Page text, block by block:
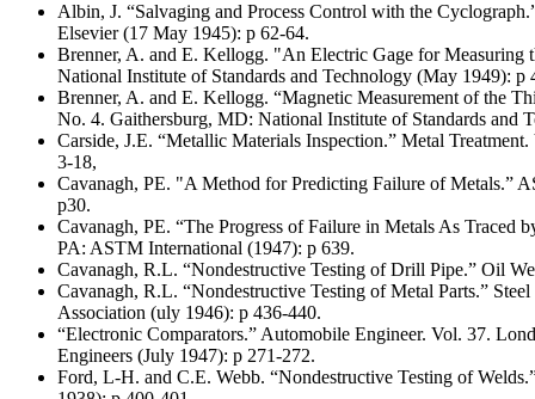
Albin, J. “Salvaging and Process Control with the
Elsevier (17 May 1945): p 62-64.
Brenner, A. and E. Kellogg. "An Electric Gage for Measuring
National Institute of Standards and Technology (May 1949): p
Brenner, A. and E. Kellogg. “Magnetic Measurement of the
No. 4. Gaithersburg, MD: National Institute of Standards and
Carside, J.E. “Metallic Materials Inspection.” Metal
3-18,
Cavanagh, PE. "A Method for Predicting Failure of Metals.”
p30.
Cavanagh, PE. “The Progress of Failure in Metals As Traced
PA: ASTM International (1947): p 639.
Cavanagh, R.L. “Nondestructive Testing of Drill Pipe.” Oil
Cavanagh, R.L. “Nondestructive Testing of Metal Parts.”
Association (uly 1946): p 436-440.
“Electronic Comparators.” Automobile Engineer. Vol. 37.
Engineers (July 1947): p 271-272.
Ford, L-H. and C.E. Webb. “Nondestructive Testing of